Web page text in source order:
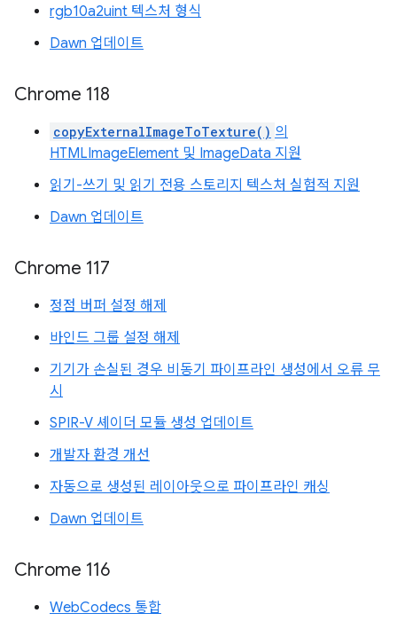
rgb10a2uint 텍스처 형식
Dawn 업데이트
Chrome 118
copyExternalImageToTexture() 의
HTMLImageElement 및 ImageData 지원
읽기-쓰기 및 읽기 전용 스토리지 텍스처 실험적 지원
Dawn 업데이트
Chrome 117
정점 버퍼 설정 해제
바인드 그룹 설정 해제
기기가 손실된 경우 비동기 파이프라인 생성에서 오류 무
시
SPIR-V 셰이더 모듈 생성 업데이트
개발자 환경 개선
자동으로 생성된 레이아웃으로 파이프라인 캐싱
Dawn 업데이트
Chrome 116
WebCodecs 통합